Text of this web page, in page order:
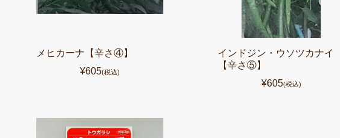
メヒカーナ【辛さ④】
¥605(税込)
インドジン・ウソツカナイ
【辛さ⑤】
¥605(税込)